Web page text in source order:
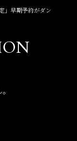
」早期予約がダン